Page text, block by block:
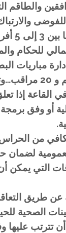
والطاقم
أقصى.
للحكام
مراقبين أو 30
القاعة إذا
أو وفق
من
لضمان
التي
عن طريق
الصحية
تترتب عليها